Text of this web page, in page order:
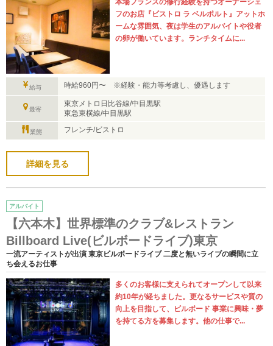
本場フランスの修行経験を持つオーナーシェ
フのお店『ビストロ ラ ベルポルト』アットホ
ームな雰囲気、夜は学生のアルバイトや役者
の卵が働いています。ランチタイムに...
給与 時給960円〜 ※経験・能力等考慮し、優遇します
最寄
東京メトロ日比谷線/中目黒駅
東急東横線/中目黒駅
業態 フレンチ/ビストロ
詳細を見る
アルバイト
【六本木】世界標準のクラブ&レストラン
Billboard Live(ビルボードライブ)東京
一流アーティストが出演 東京ビルボードライブ 二度と無いライブの瞬間に立
ち会えるお仕事
多くのお客様に支えられてオープンして以来
約10年が経ちました。更なるサービスや質の
向上を目指して、ビルボード 事業に興味・夢
を持てる方を募集します。他の仕事で...